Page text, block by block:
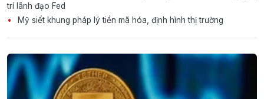
trí lãnh đạo Fed
Mỹ siết khung pháp lý tiền mã hóa, định hình thị trường